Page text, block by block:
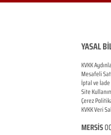
YASAL
KVKK
Mesafeli
İptal ve
Site
Çerez
KVKK Veri
MERSİS